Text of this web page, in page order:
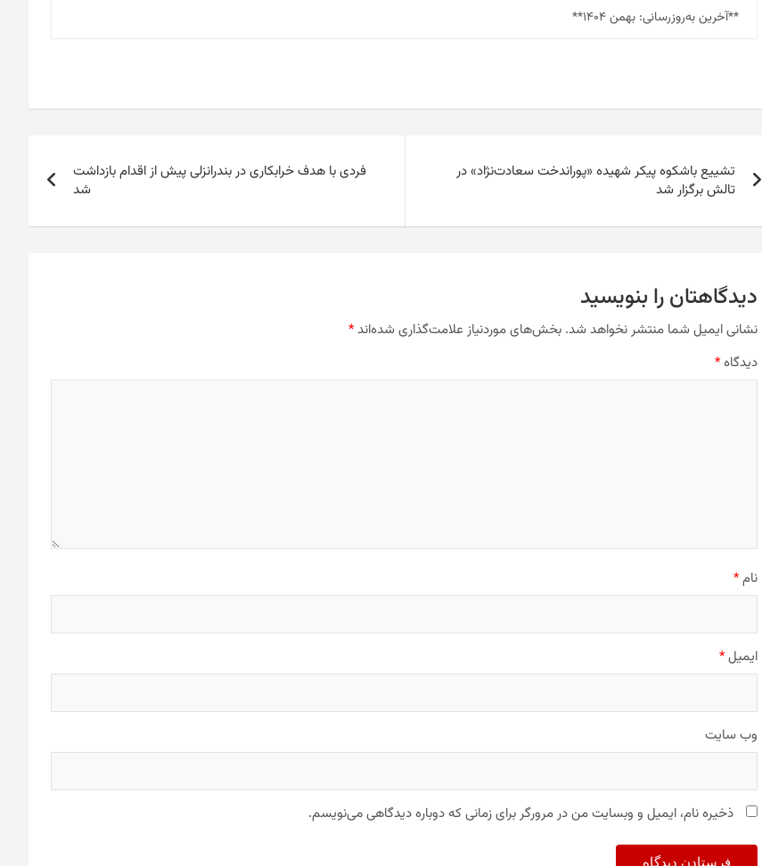
**آخرین به‌روزرسانی: بهمن ۱۴۰۴**
نوشتهتشییع باشکوه پیکر شهیده «پوراندخت سعادت‌نژاد» در
تالش برگزار شد
فردی با هدف خرابکاری در بندرانزلی پیش از اقدام بازداشت
شد
دیدگاهتان را بنویسید
نشانی ایمیل شما منتشر نخواهد شد. بخش‌های موردنیاز علامت‌گذاری شده‌اند*
دیدگاه*
نام*
ایمیل*
وب‌ سایت
ذخیره نام، ایمیل و وبسایت من در مرورگر برای زمانی که دوباره دیدگاهی می‌نویسم.